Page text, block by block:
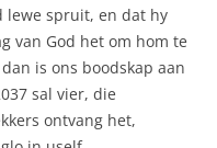
lewe spruit, en dat hy
van God het om hom te
is ons boodskap aan
sal vier, die
ontvang het,